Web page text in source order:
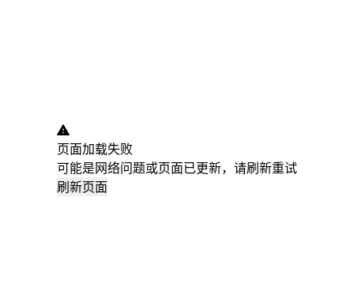
页面加载失败
可能是网络问题或页面已更新，请刷新重试
刷新页面